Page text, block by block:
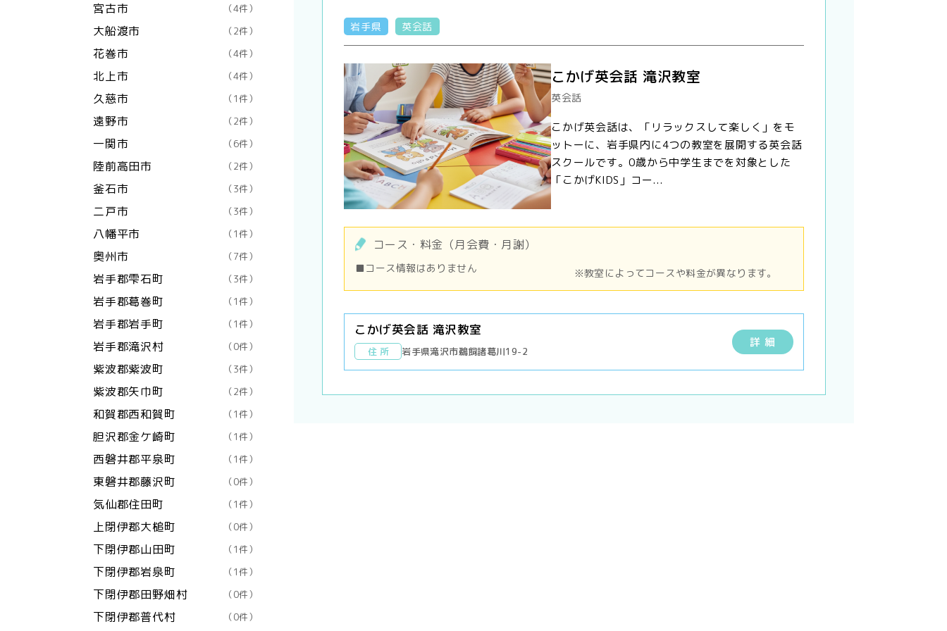
宮古市 （4件）
大船渡市 （2件）
花巻市 （4件）
北上市 （4件）
久慈市 （1件）
遠野市 （2件）
一関市 （6件）
陸前高田市 （2件）
釜石市 （3件）
二戸市 （3件）
八幡平市 （1件）
奥州市 （7件）
岩手郡雫石町 （3件）
岩手郡葛巻町 （1件）
岩手郡岩手町 （1件）
岩手郡滝沢村 （0件）
紫波郡紫波町 （3件）
紫波郡矢巾町 （2件）
和賀郡西和賀町 （1件）
胆沢郡金ケ崎町 （1件）
西磐井郡平泉町 （1件）
東磐井郡藤沢町 （0件）
気仙郡住田町 （1件）
上閉伊郡大槌町 （0件）
下閉伊郡山田町 （1件）
下閉伊郡岩泉町 （1件）
下閉伊郡田野畑村 （0件）
下閉伊郡普代村 （0件）
岩手県 英会話
こかげ英会話 滝沢教室
英会話
こかげ英会話は、「リラックスして楽しく」をモ
ットーに、岩手県内に4つの教室を展開する英会話
スクールです。0歳から中学生までを対象とした
「こかげKIDS」コー...
コース・料金（月会費・月謝）
■コース情報はありません ※教室によってコースや料金が異なります。
こかげ英会話 滝沢教室
住 所 岩手県滝沢市鵜飼諸葛川19-2
詳 細